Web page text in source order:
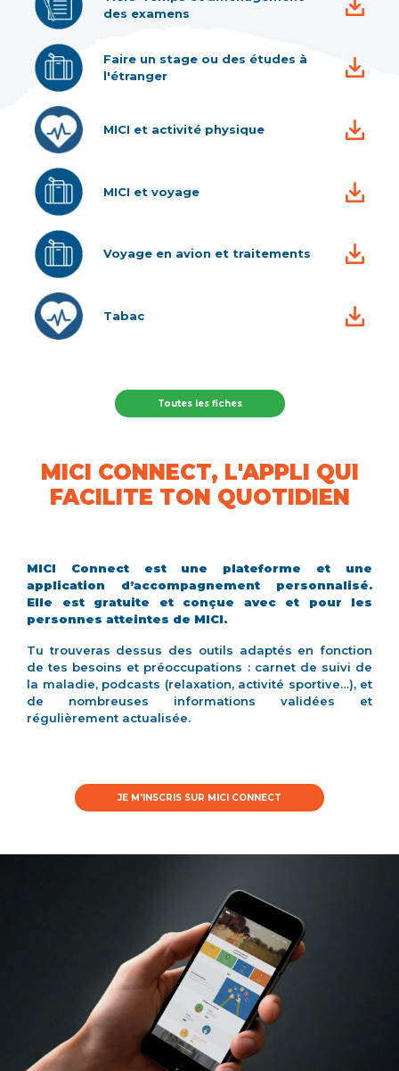
des examens
Faire un stage ou des études à
l'étranger
MICI et activité physique
MICI et voyage
Voyage en avion et traitements
Tabac
Toutes les fiches
MICI CONNECT, L'APPLI QUI
FACILITE TON QUOTIDIEN
MICI Connect est une plateforme et une
application d’accompagnement personnalisé.
Elle est gratuite et conçue avec et pour les
personnes atteintes de MICI.
Tu trouveras dessus des outils adaptés en fonction
de tes besoins et préoccupations : carnet de suivi de
la maladie, podcasts (relaxation, activité sportive…), et
de nombreuses informations validées et
régulièrement actualisée.
JE M'INSCRIS SUR MICI CONNECT